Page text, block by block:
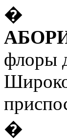
�
флоры
�